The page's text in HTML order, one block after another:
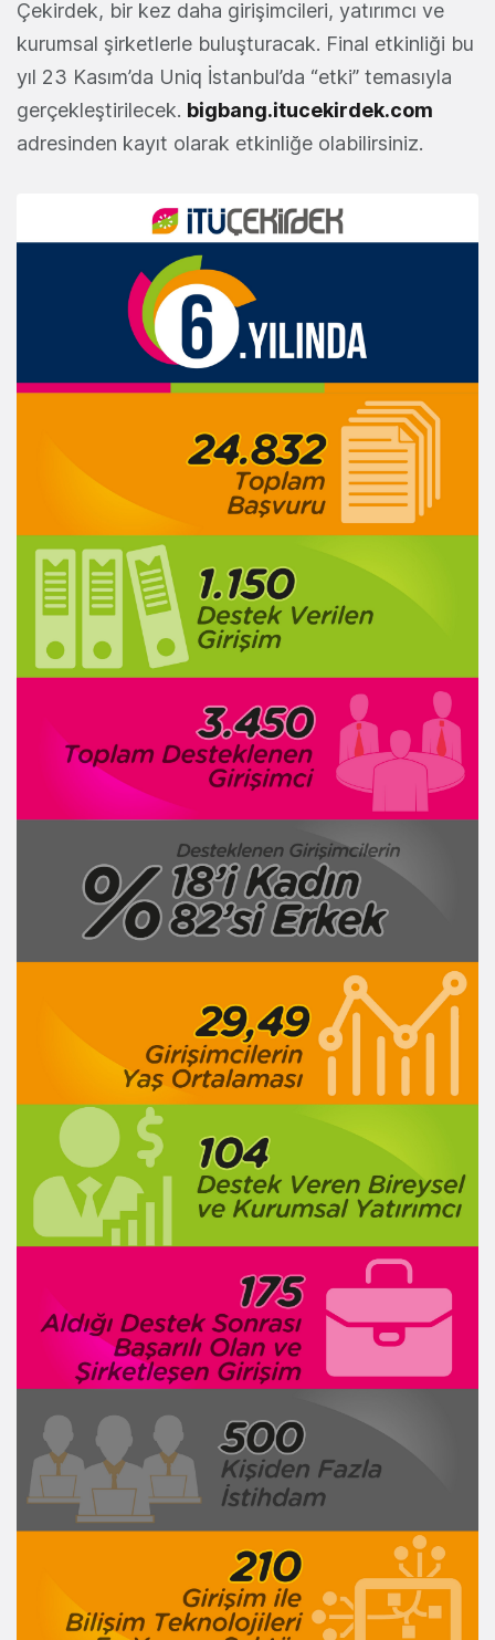
Çekirdek, bir kez daha girişimcileri, yatırımcı ve
kurumsal şirketlerle buluşturacak. Final etkinliği bu
yıl 23 Kasım’da Uniq İstanbul’da “etki” temasıyla
gerçekleştirilecek. bigbang.itucekirdek.com
adresinden kayıt olarak etkinliğe olabilirsiniz.